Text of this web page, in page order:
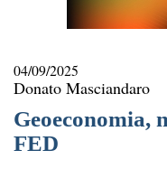
04/09/2025
Donato Masciandaro
Geoeconomia,
FED